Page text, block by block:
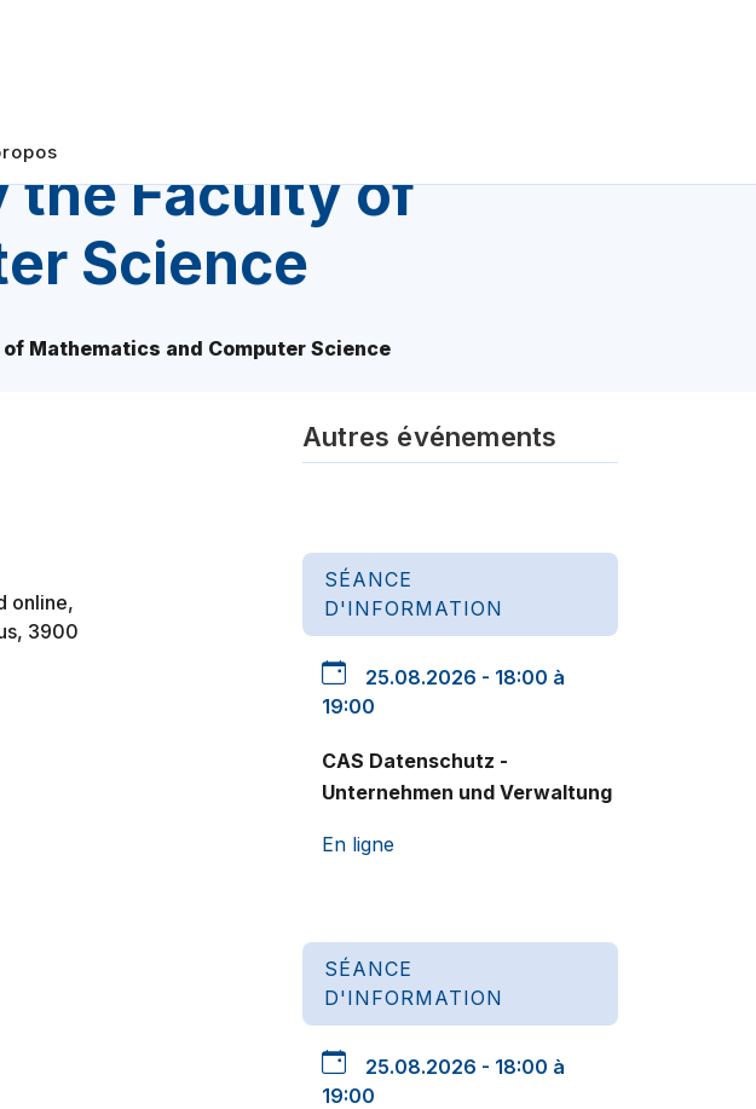
the Faculty of
Science
Mathematics and Computer Science
3900
Autres événements
SÉANCE
D'INFORMATION
25.08.2026 - 18:00 à
19:00
CAS Datenschutz -
Unternehmen und Verwaltung
En ligne
SÉANCE
D'INFORMATION
25.08.2026 - 18:00 à
19:00